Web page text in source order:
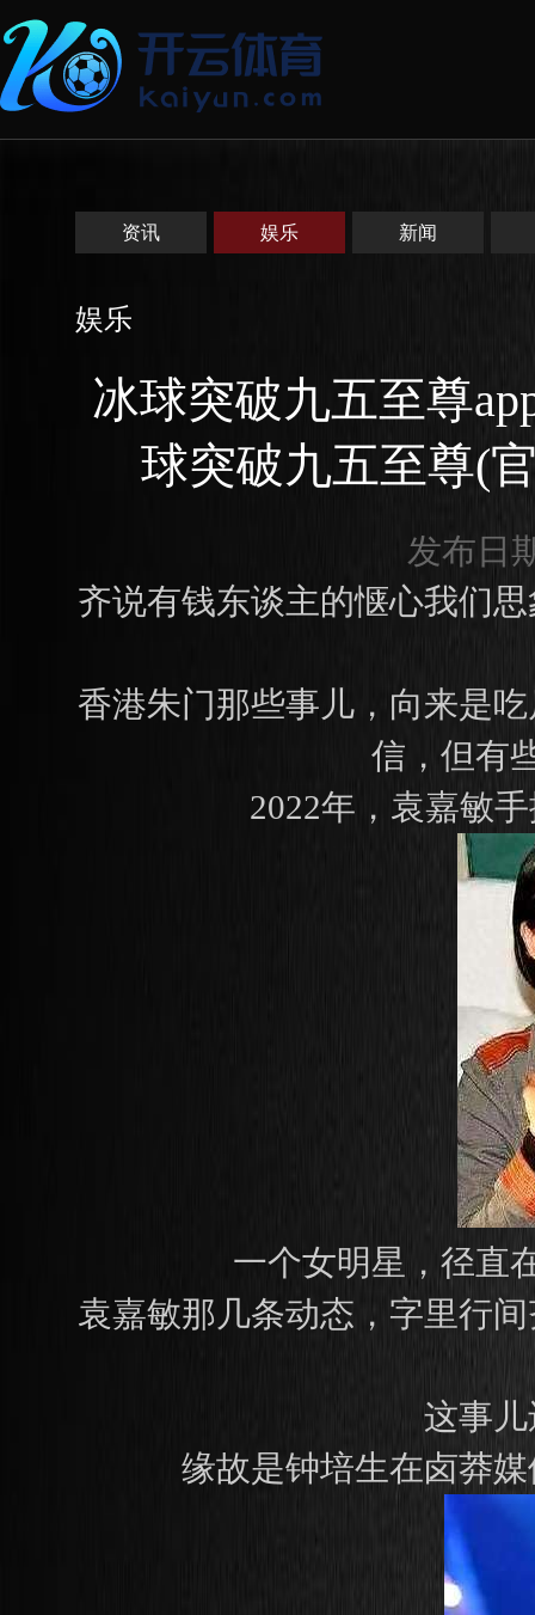
资讯 娱乐 新闻
娱乐
冰球突破九五至尊
球突破九五至尊(
发布日
齐说有钱东谈主的惬心我们
香港朱门那些事儿，向来是
信，但有
2022年，袁嘉敏
一个女明星，径直
袁嘉敏那几条动态，字里行
这事
缘故是钟培生在卤莽